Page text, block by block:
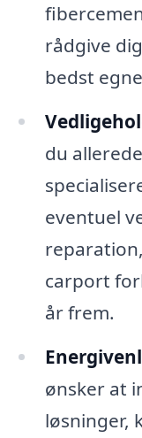
rådgive
bedst
du
eventuel
carport
år frem.
ønsker at
løsninger,